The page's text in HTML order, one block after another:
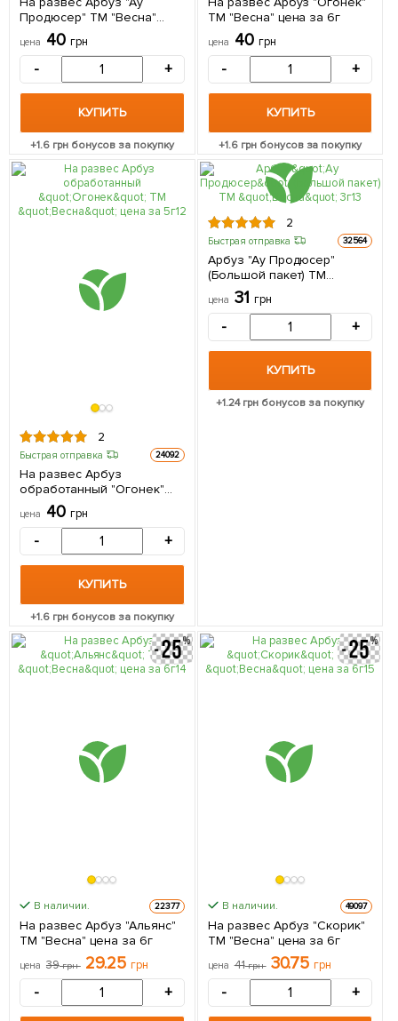
Продюсер" ТМ "Весна"
цена за 5г
цена 40 грн
- +
КУПИТЬ
+1.6 грн бонусов за покупку
ТМ "Весна" цена за 6г
цена 40 грн
- +
КУПИТЬ
+1.6грн бонусов за покупку
2
Быстрая отправка 24092
На развес Арбуз
обработанный "Огонек"
ТМ "Весна" цена за 5г
цена 40 грн
- +
КУПИТЬ
+1.6 грн бонусов за покупку
2
Быстрая отправка 32564
Арбуз "Ау Продюсер"
(Большой пакет) ТМ
"Весна" 3г
цена 31 грн
- +
КУПИТЬ
+1.24грн бонусов за покупку
В наличии. 22377
На развес Арбуз "Альянс"
ТМ "Весна" цена за 6г
цена 39грн 29.25 грн
- +
В наличии. 49097
На развес Арбуз "Скорик"
ТМ "Весна" цена за 6г
цена 41грн 30.75 грн
- +